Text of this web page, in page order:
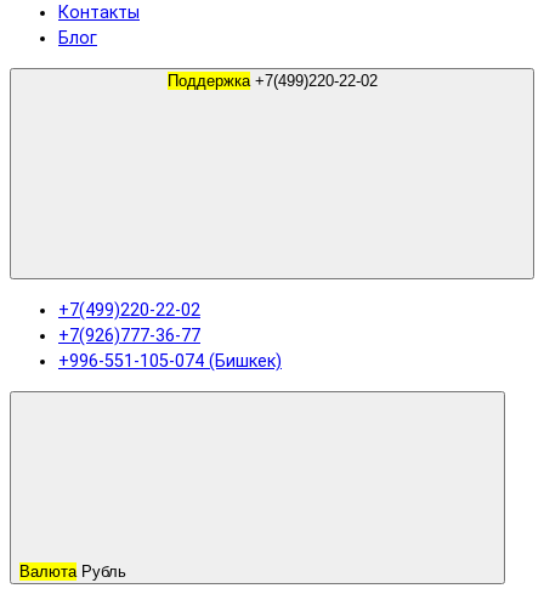
Контакты
Блог
Поддержка +7(499)220-22-02
+7(499)220-22-02
+7(926)777-36-77
+996-551-105-074 (Бишкек)
Валюта Рубль